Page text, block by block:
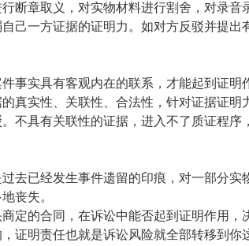
断章取义，对实物材料进行割舍，对录音
己一方证据的证明力。如对方反驳并提出
事实具有客观内在的联系，才能起到证明
真实性、关联性、合法性，针对证据证明
不具有关联性的证据， 进入不了质证程序
去已经发生事件遗留的印痕，对一部分实
丧失。
定的合同，在诉讼中能否起到证明作用，
证明责任也就是诉讼风险就全部转移到你